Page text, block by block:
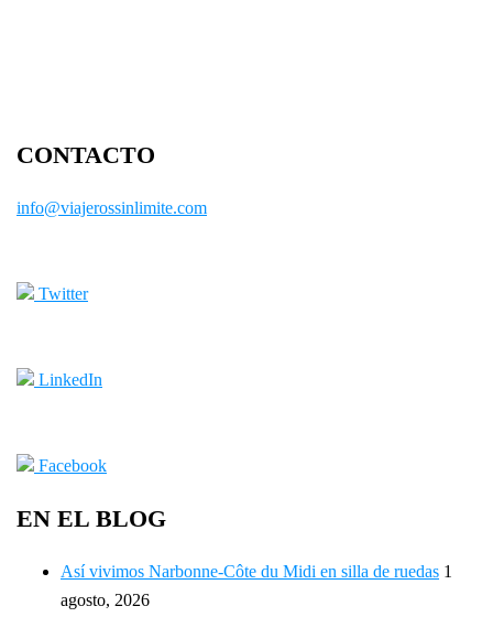
CONTACTO
info@viajerossinlimite.com
Twitter
LinkedIn
Facebook
EN EL BLOG
Así vivimos Narbonne-Côte du Midi en silla de ruedas 1
agosto, 2026